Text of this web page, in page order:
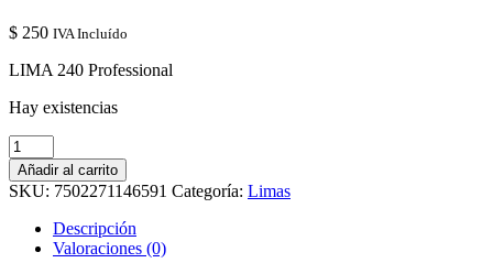
$ 250 IVA Incluído
LIMA 240 Professional
Hay existencias
LIMA
240
Professional
cantidad
Añadir al carrito
SKU: 7502271146591 Categoría: Limas
Descripción
Valoraciones (0)